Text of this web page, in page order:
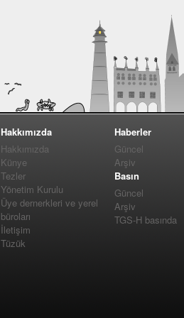
Hakkımızda
Hakkımızda
Künye
Tezler
Yönetim Kurulu
Üye dernerkleri ve yerel
büroları
İletişim
Tüzük
Haberler
Güncel
Arşiv
Basın
Güncel
Arşiv
TGS-H basında